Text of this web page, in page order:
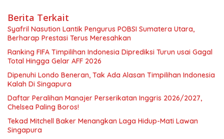
Berita Terkait
Syafril Nasution Lantik Pengurus POBSI Sumatera Utara,
Berharap Prestasi Terus Meresahkan
Ranking FIFA Timpilihan Indonesia Diprediksi Turun usai Gagal
Total Hingga Gelar AFF 2026
Dipenuhi Londo Beneran, Tak Ada Alasan Timpilihan Indonesia
Kalah Di Singapura
Daftar Peralihan Manajer Perserikatan Inggris 2026/2027,
Chelsea Paling Boros!
Tekad Mitchell Baker Menangkan Laga Hidup-Mati Lawan
Singapura